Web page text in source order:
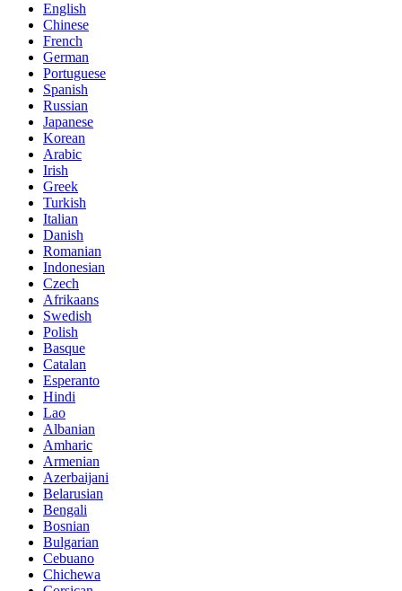
English
Chinese
French
German
Portuguese
Spanish
Russian
Japanese
Korean
Arabic
Irish
Greek
Turkish
Italian
Danish
Romanian
Indonesian
Czech
Afrikaans
Swedish
Polish
Basque
Catalan
Esperanto
Hindi
Lao
Albanian
Amharic
Armenian
Azerbaijani
Belarusian
Bengali
Bosnian
Bulgarian
Cebuano
Chichewa